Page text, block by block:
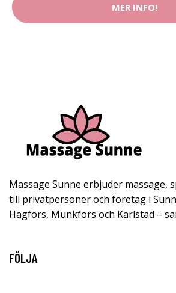
MER INFO!
Massage Sunne erbjuder massage,
till privatpersoner och företag i
Hagfors, Munkfors och Karlstad –
FÖLJA